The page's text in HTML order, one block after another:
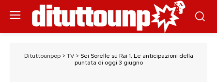
Dituttounpop> TV> Sei Sorelle su Rai 1. Le anticipazioni della
puntata di oggi 3 giugno